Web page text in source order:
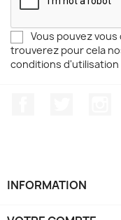
Vous pouvez
trouverez pour cela
conditions d'utilisation
INFORMATION